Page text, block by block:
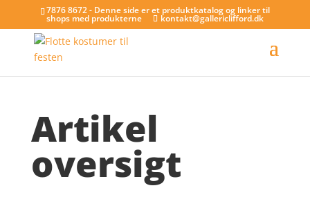
7876 8672 - Denne side er et produktkatalog og linker til
shops med produkterne kontakt@gallericlifford.dk
Artikel
oversigt